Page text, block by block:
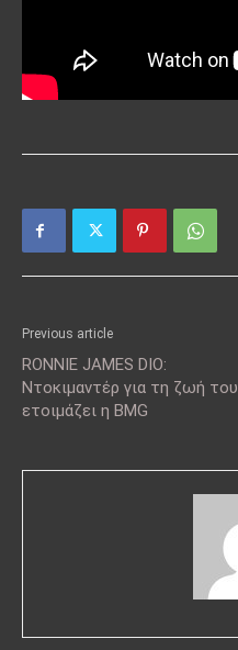
Previous article
RONNIE JAMES DIO:
Ντοκιμαντέρ για τη ζωή του
ετοιμάζει η BMG